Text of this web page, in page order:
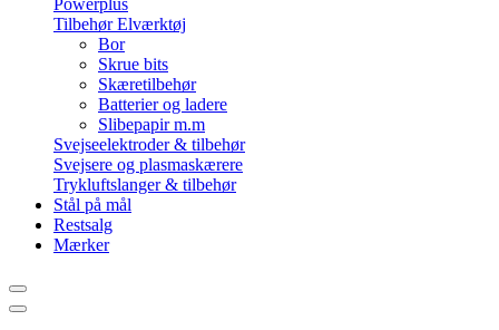
Powerplus
Tilbehør Elværktøj
Bor
Skrue bits
Skæretilbehør
Batterier og ladere
Slibepapir m.m
Svejseelektroder & tilbehør
Svejsere og plasmaskærere
Trykluftslanger & tilbehør
Stål på mål
Restsalg
Mærker